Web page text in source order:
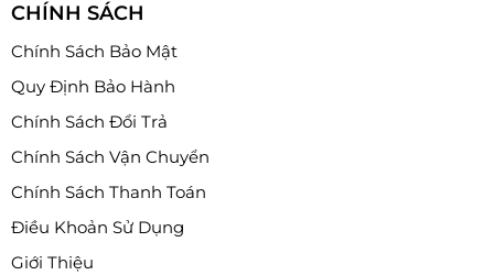
CHÍNH SÁCH
Chính Sách Bảo Mật
Quy Định Bảo Hành
Chính Sách Đổi Trả
Chính Sách Vận Chuyển
Chính Sách Thanh Toán
Điều Khoản Sử Dụng
Giới Thiệu